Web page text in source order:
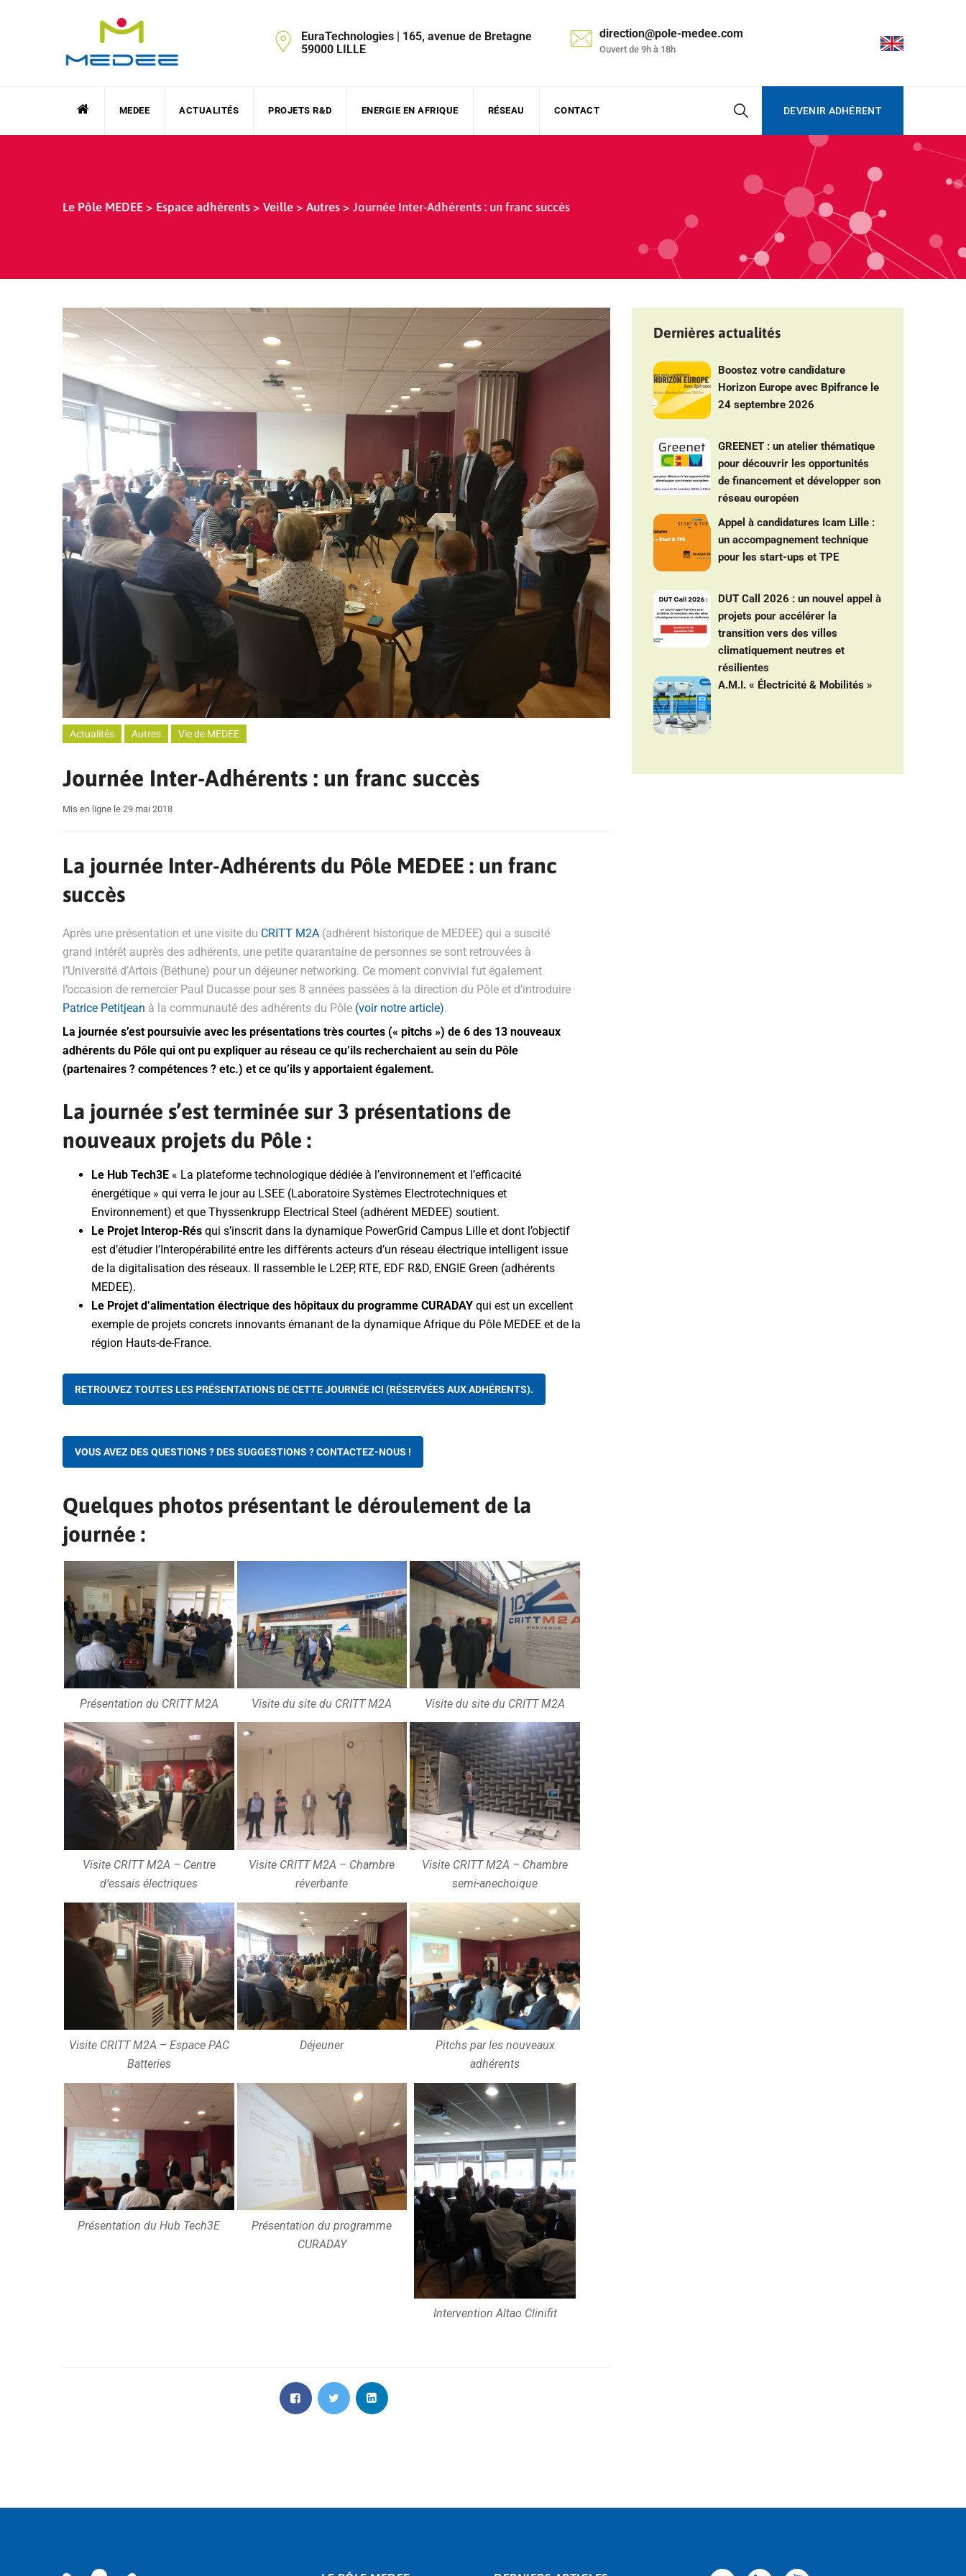
EuraTechnologies | 165, avenue de Bretagne
59000 LILLE
direction@pole-medee.com
Ouvert de 9h à 18h
MEDEE ACTUALITÉS PROJETS R&D ENERGIE EN AFRIQUE RÉSEAU CONTACT DEVENIR ADHÉRENT
Le Pôle MEDEE > Espace adhérents > Veille > Autres > Journée Inter-Adhérents : un franc succès
Actualités Autres Vie de MEDEE
Journée Inter-Adhérents : un franc succès
Mis en ligne le 29 mai 2018
La journée Inter-Adhérents du Pôle MEDEE : un franc
succès
Après une présentation et une visite du CRITT M2A (adhérent historique de MEDEE) qui a suscité
grand intérêt auprès des adhérents, une petite quarantaine de personnes se sont retrouvées à
l’Université d’Artois (Béthune) pour un déjeuner networking. Ce moment convivial fut également
l’occasion de remercier Paul Ducasse pour ses 8 années passées à la direction du Pôle et d’introduire
Patrice Petitjean à la communauté des adhérents du Pôle (voir notre article).
La journée s’est poursuivie avec les présentations très courtes (« pitchs ») de 6 des 13 nouveaux
adhérents du Pôle qui ont pu expliquer au réseau ce qu’ils recherchaient au sein du Pôle
(partenaires ? compétences ? etc.) et ce qu’ils y apportaient également.
La journée s’est terminée sur 3 présentations de
nouveaux projets du Pôle :
Le Hub Tech3E « La plateforme technologique dédiée à l’environnement et l’efficacité
énergétique » qui verra le jour au LSEE (Laboratoire Systèmes Electrotechniques et
Environnement) et que Thyssenkrupp Electrical Steel (adhérent MEDEE) soutient.
Le Projet Interop-Rés qui s’inscrit dans la dynamique PowerGrid Campus Lille et dont l’objectif
est d’étudier l’Interopérabilité entre les différents acteurs d’un réseau électrique intelligent issue
de la digitalisation des réseaux. Il rassemble le L2EP, RTE, EDF R&D, ENGIE Green (adhérents
MEDEE).
Le Projet d’alimentation électrique des hôpitaux du programme CURADAY qui est un excellent
exemple de projets concrets innovants émanant de la dynamique Afrique du Pôle MEDEE et de la
région Hauts-de-France.
RETROUVEZ TOUTES LES PRÉSENTATIONS DE CETTE JOURNÉE ICI (RÉSERVÉES AUX ADHÉRENTS).
VOUS AVEZ DES QUESTIONS ? DES SUGGESTIONS ? CONTACTEZ-NOUS !
Quelques photos présentant le déroulement de la
journée :
Présentation du CRITT M2A Visite du site du CRITT M2A Visite du site du CRITT M2A
Visite CRITT M2A – Centre
d’essais électriques
Visite CRITT M2A – Chambre
réverbante
Visite CRITT M2A – Chambre
semi-anechoique
Visite CRITT M2A – Espace PAC
Batteries
Déjeuner
Pitchs par les nouveaux
adhérents
Présentation du Hub Tech3E
Présentation du programme
CURADAY
Intervention Altao Clinifit
Dernières actualités
Boostez votre candidature
Horizon Europe avec Bpifrance le
24 septembre 2026
GREENET : un atelier thématique
pour découvrir les opportunités
de financement et développer son
réseau européen
Appel à candidatures Icam Lille :
un accompagnement technique
pour les start-ups et TPE
DUT Call 2026 : un nouvel appel à
projets pour accélérer la
transition vers des villes
climatiquement neutres et
résilientes
A.M.I. « Électricité & Mobilités »